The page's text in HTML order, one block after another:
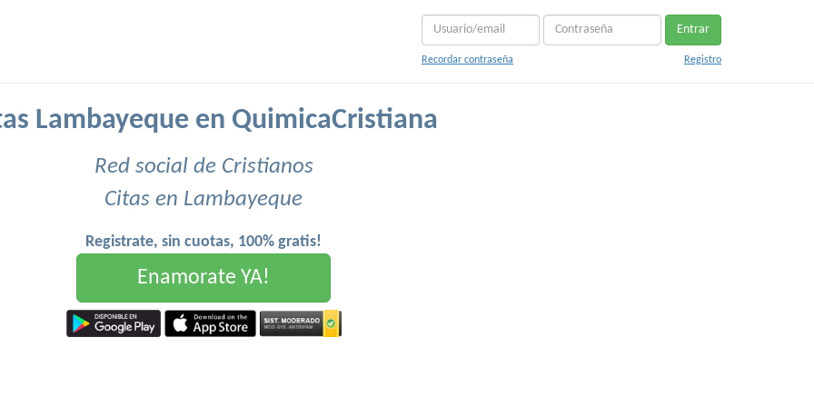
Entrar
Recordar contraseña Registro
Lambayeque en QuimicaCristiana
Red social de Cristianos
Citas en Lambayeque
Registrate, sin cuotas, 100% gratis!
Enamorate YA!